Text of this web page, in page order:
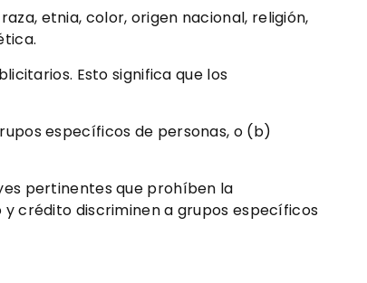
etnia, color, origen nacional, religión,
Esto significa que los
específicos de personas, o (b)
pertinentes que prohíben la
y crédito discriminen a grupos específicos